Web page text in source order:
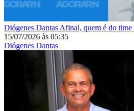
Diógenes Dantas Afinal, quem é do time
15/07/2026 às 05:35
Diógenes Dantas